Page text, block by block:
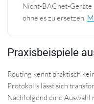
Nicht-BACnet-Geräte
ohne es zu ersetzen.
Praxisbeispiele
Routing kennt praktisch
Protokolls lässt sich
Nachfolgend eine Auswahl